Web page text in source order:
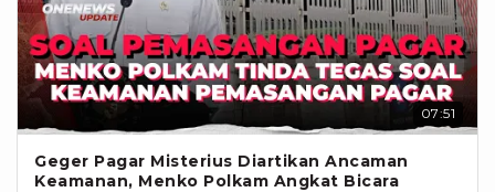
07:51
Geger Pagar Misterius Diartikan Ancaman
Keamanan, Menko Polkam Angkat Bicara